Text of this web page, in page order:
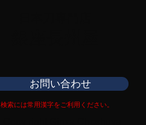
お問い合わせ
検索には常用漢字をご利用ください。